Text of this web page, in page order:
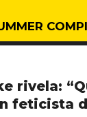
rivela:
feticista